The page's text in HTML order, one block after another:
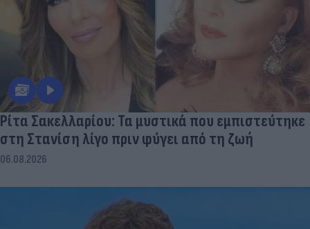
Ρίτα Σακελλαρίου: Τα μυστικά που εμπιστεύτηκε
στη Στανίση λίγο πριν φύγει από τη ζωή
06.08.2026